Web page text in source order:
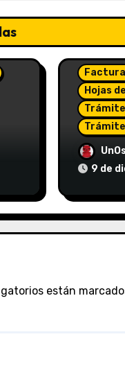
Hojas
Urls
desde
9 de
están